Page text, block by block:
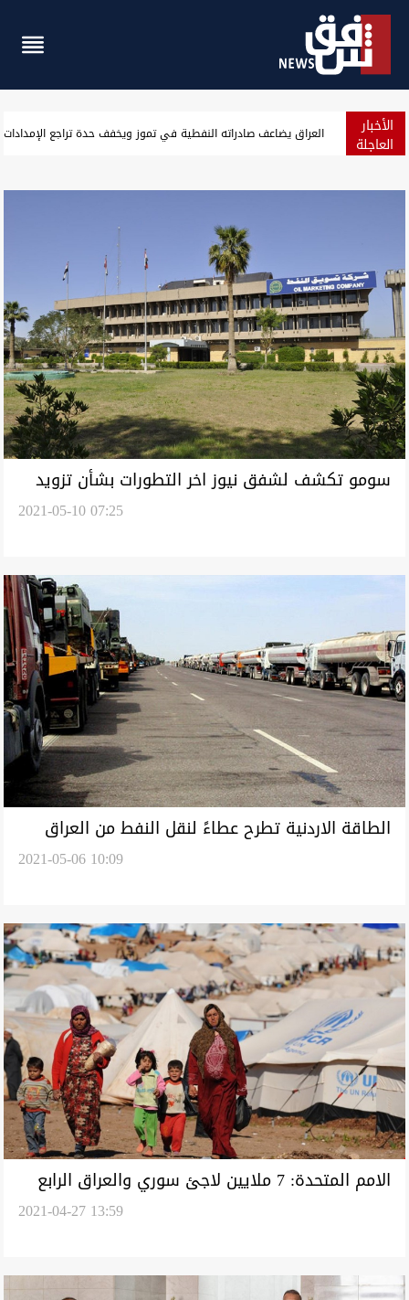
الأخبار
العاجلة نيجيرفان بارزاني: العراق يجب أن يبقى عامل استقرار ويرفض أن
سومو تكشف لشفق نيوز اخر التطورات بشأن تزويد
2021-05-10 07:25
الطاقة الاردنية تطرح عطاءً لنقل النفط من العراق
2021-05-06 10:09
الامم المتحدة: 7 ملايين لاجئ سوري والعراق الرابع
2021-04-27 13:59